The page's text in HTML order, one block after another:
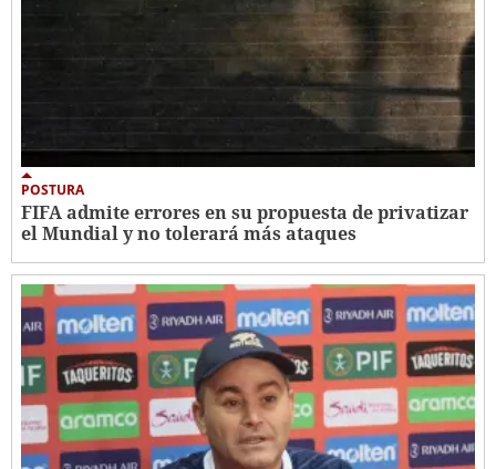
POSTURA
FIFA admite errores en su propuesta de privatizar
el Mundial y no tolerará más ataques